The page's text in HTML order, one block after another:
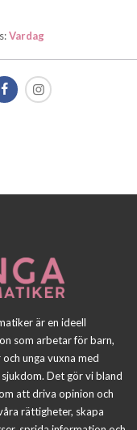
Vardag
är en ideell
som arbetar för barn,
unga vuxna med
Det gör vi bland
att driva opinion och
rättigheter, skapa